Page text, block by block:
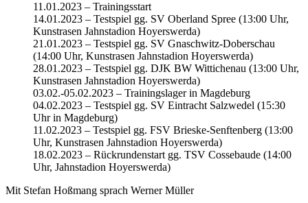
11.01.2023 – Trainingsstart
14.01.2023 – Testspiel gg. SV Oberland Spree (13:00 Uhr,
Kunstrasen Jahnstadion Hoyerswerda)
21.01.2023 – Testspiel gg. SV Gnaschwitz-Doberschau
(14:00 Uhr, Kunstrasen Jahnstadion Hoyerswerda)
28.01.2023 – Testspiel gg. DJK BW Wittichenau (13:00 Uhr,
Kunstrasen Jahnstadion Hoyerswerda)
03.02.-05.02.2023 – Trainingslager in Magdeburg
04.02.2023 – Testspiel gg. SV Eintracht Salzwedel (15:30
Uhr in Magdeburg)
11.02.2023 – Testspiel gg. FSV Brieske-Senftenberg (13:00
Uhr, Kunstrasen Jahnstadion Hoyerswerda)
18.02.2023 – Rückrundenstart gg. TSV Cossebaude (14:00
Uhr, Jahnstadion Hoyerswerda)
Mit Stefan Hoßmang sprach Werner Müller